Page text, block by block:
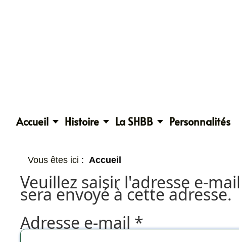
Accueil Histoire La SHBB Personnalités
Vous êtes ici : Accueil
Veuillez saisir l'adresse e-
sera envoyé à cette adresse.
Adresse e-mail*